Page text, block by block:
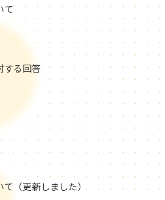
て
する回答
て（更新しました）